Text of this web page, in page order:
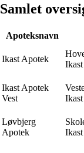
Samlet
Apoteksnavn
Ikast Apotek
Ikast
Ikast Apotek
Vest
Ikast
Løvbjerg
Apotek
Ikast